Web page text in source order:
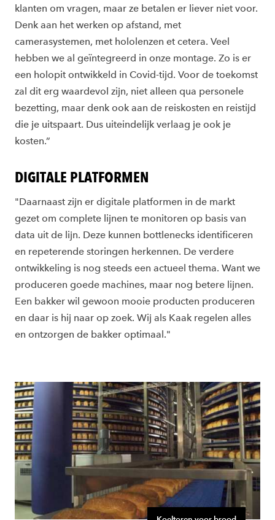
klanten om vragen, maar ze betalen er liever niet voor.
Denk aan het werken op afstand, met
camerasystemen, met hololenzen et cetera. Veel
hebben we al geïntegreerd in onze montage. Zo is er
een holopit ontwikkeld in Covid-tijd. Voor de toekomst
zal dit erg waardevol zijn, niet alleen qua personele
bezetting, maar denk ook aan de reiskosten en reistijd
die je uitspaart. Dus uiteindelijk verlaag je ook je
kosten.”
DIGITALE PLATFORMEN
"Daarnaast zijn er digitale platformen in de markt
gezet om complete lijnen te monitoren op basis van
data uit de lijn. Deze kunnen bottlenecks identificeren
en repeterende storingen herkennen. De verdere
ontwikkeling is nog steeds een actueel thema. Want we
produceren goede machines, maar nog betere lijnen.
Een bakker wil gewoon mooie producten produceren
en daar is hij naar op zoek. Wij als Kaak regelen alles
en ontzorgen de bakker optimaal."